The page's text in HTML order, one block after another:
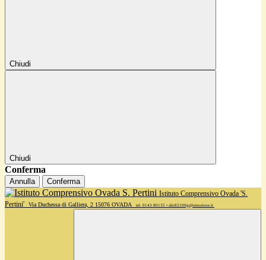
Chiudi
Chiudi
Conferma
Annulla Conferma
Istituto Comprensivo Ovada 'S.
Pertini'
Via Duchessa di Galliera, 2 15076 OVADA tel. 0143 80135 • alic82100g@istruzione.it